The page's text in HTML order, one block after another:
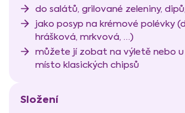
do salátů, grilované zeleniny,
jako posyp na krémové polévky
hrášková, mrkvová, …)
můžete jí zobat na výletě nebo
místo klasických chipsů
Složení